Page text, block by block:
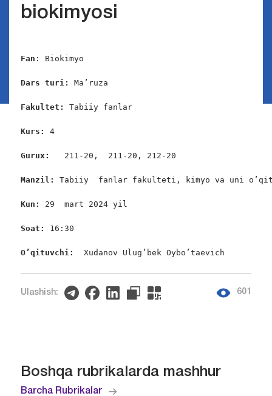
biokimyosi
Fan : Biokimyo
Dars turi: Ma’ruza
Fakultet: Tabiiy fanlar
Kurs: 4
Gurux: 211-20, 211-20, 212-20
Manzil: Tabiiy  fanlar fakulteti, kimyo va uni
Kun: 29  mart 2024 yil
Soat : 16:30
O’qituvchi: Xudanov Ulug’bek Oybo’taevich
Ulashish: 601
Boshqa rubrikalarda mashhur
Barcha Rubrikalar